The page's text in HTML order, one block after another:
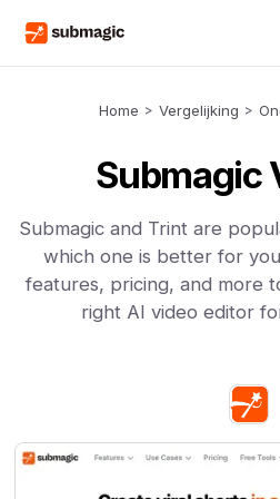
Home > Vergelijking >
Submagic
Submagic and Trint are
which one is better for
features, pricing, and more
right AI video editor